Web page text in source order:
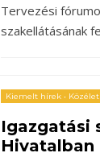
Tervezési
szakellátásának
Kiemelt hírek •
Igazgatási
Hivatalban